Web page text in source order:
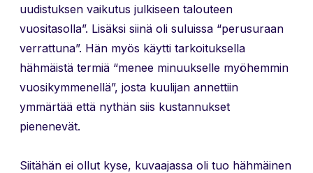
uudistuksen vaikutus julkiseen talouteen
vuositasolla”. Lisäksi siinä oli suluissa “perusuraan
verrattuna”. Hän myös käytti tarkoituksella
hähmäistä termiä “menee minuukselle myöhemmin
vuosikymmenellä”, josta kuulijan annettiin
ymmärtää että nythän siis kustannukset
pienenevät.
Siitähän ei ollut kyse, kuvaajassa oli tuo hähmäinen